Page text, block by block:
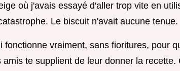
où j'avais essayé d'aller trop vite en
Le biscuit n'avait aucune tenue.
vraiment, sans fioritures, pour
te supplient de leur donner la recette.